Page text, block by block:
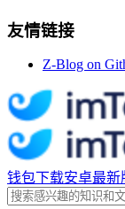
友情链接
Z-Blog on
钱包下载安卓最新